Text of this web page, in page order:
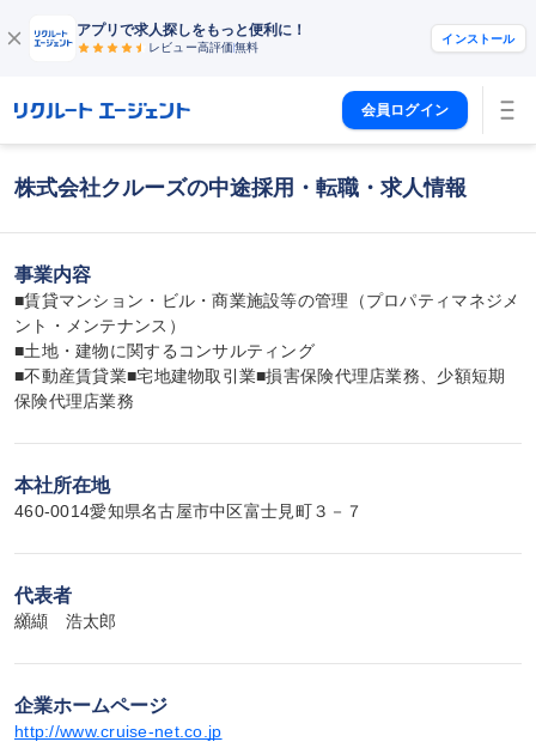
アプリで求人探しをもっと便利に！
レビュー高評価無料
インストール
会員ログイン
株式会社クルーズの中途採用・転職・求人情報
事業内容
■賃貸マンション・ビル・商業施設等の管理（プロパティマネジメ
ント・メンテナンス）
■土地・建物に関するコンサルティング
■不動産賃貸業■宅地建物取引業■損害保険代理店業務、少額短期
保険代理店業務
本社所在地
460-0014愛知県名古屋市中区富士見町３－７
代表者
纐纈　浩太郎
企業ホームページ
http://www.cruise-net.co.jp